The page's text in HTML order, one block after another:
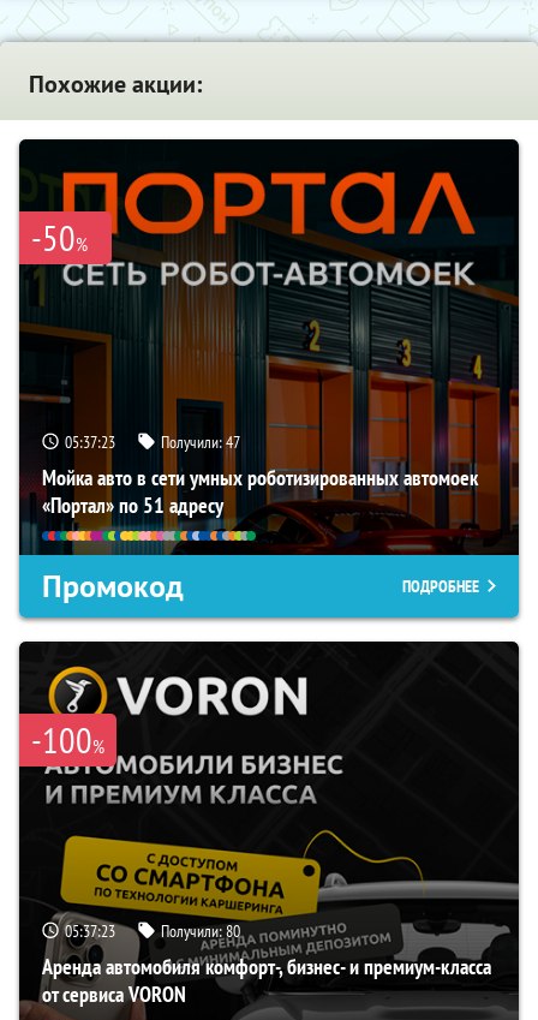
Похожие акции:
-50%
05:37:22 Получили:47
Мойка авто в сети умных роботизированных автомоек
«Портал» по 51 адресу
Промокод ПОДРОБНЕЕ
-100%
05:37:22 Получили:80
Аренда автомобиля комфорт-, бизнес- и премиум-класса
от сервиса VORON